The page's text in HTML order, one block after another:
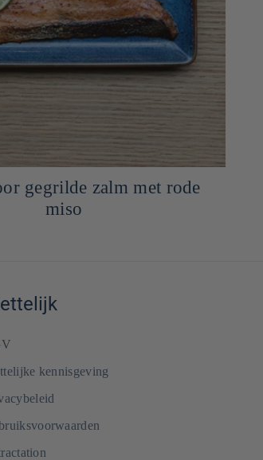
gegrilde zalm met rode
miso
kennisgeving